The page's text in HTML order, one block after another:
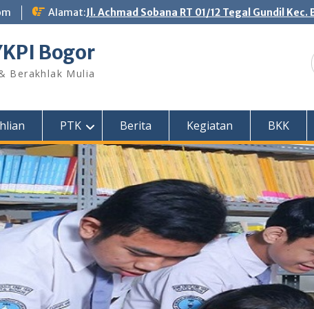
Alamat:Jl. Achmad Sobana RT 01/12 Tegal Gundil Kec.
Bogor
Berakhlak Mulia
PTK Berita Kegiatan BKK